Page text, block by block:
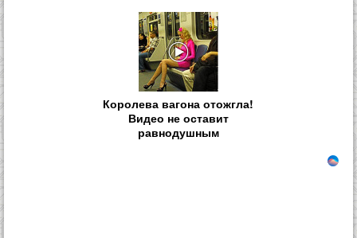
Королева вагона отожгла!
Видео не оставит
равнодушным